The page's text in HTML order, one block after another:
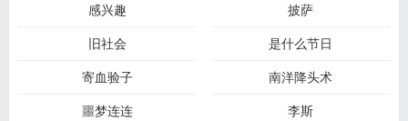
感兴趣
披萨
旧社会
是什么节日
寄血验子
南洋降头术
噩梦连连
李斯